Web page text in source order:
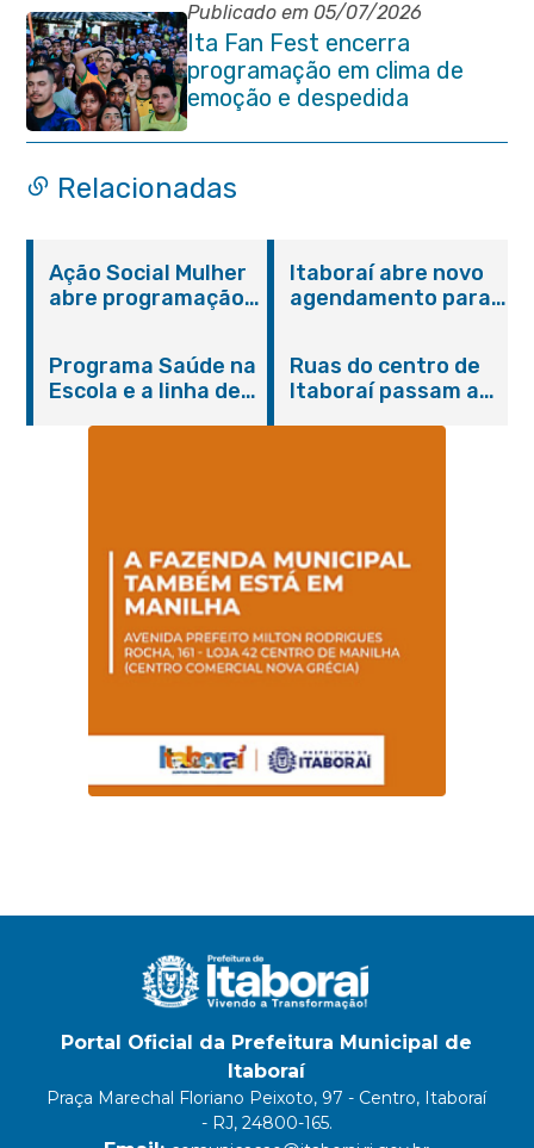
Publicado em 05/07/2026
Ita Fan Fest encerra
programação em clima de
emoção e despedida
Relacionadas
Ação Social Mulher
abre programação
serviços gratuitos e
orientações
Itaboraí abre novo
agendamento para
Programa Saúde na
Escola e a linha de
Magalhães Seabra
Ruas do centro de
Itaboraí passam a
Portal Oficial da Prefeitura Municipal de
Itaboraí
Praça Marechal Floriano Peixoto, 97 - Centro, Itaboraí
- RJ, 24800-165.